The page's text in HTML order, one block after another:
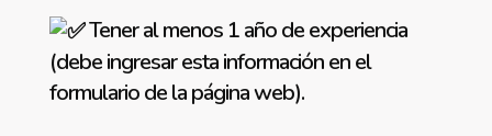
Tener al menos 1 año de experiencia
(debe ingresar esta información en el
formulario de la página web).